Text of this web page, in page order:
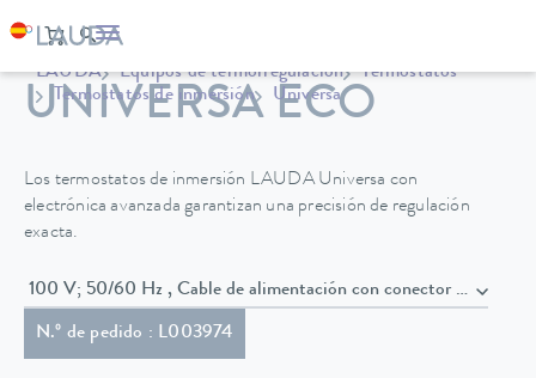
LAUDA Equipos de termorregulación
Termostatos
Termostatos de inmersión
Universa
UNIVERSA ECO
Los termostatos de inmersión LAUDA Universa con
electrónica avanzada garantizan una precisión de regulación
exacta.
100 V; 50/60 Hz , Cable de alimentación con conector (NEMA
N.º de pedido : L003974